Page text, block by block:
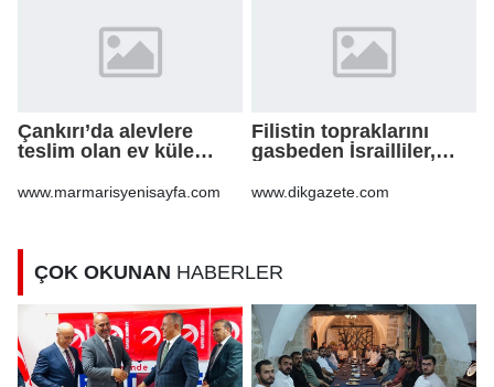
Çankırı’da alevlere
teslim olan ev küle
www.marmarisyenisayfa.com
Filistin topraklarını
gasbeden İsrailliler,
Şeria’daki saldırılarını
www.dikgazete.com
ÇOK OKUNAN HABERLER